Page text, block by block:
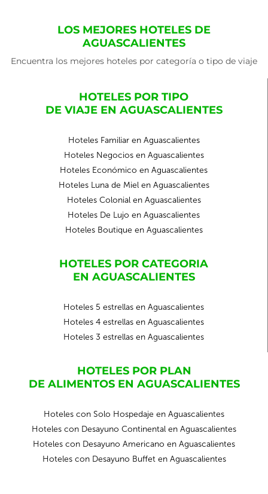
LOS MEJORES HOTELES DE
AGUASCALIENTES
Encuentra los mejores hoteles por categoría o tipo de viaje
HOTELES POR TIPO
DE VIAJE EN AGUASCALIENTES
Hoteles Familiar en Aguascalientes
Hoteles Negocios en Aguascalientes
Hoteles Económico en Aguascalientes
Hoteles Luna de Miel en Aguascalientes
Hoteles Colonial en Aguascalientes
Hoteles De Lujo en Aguascalientes
Hoteles Boutique en Aguascalientes
HOTELES POR CATEGORIA
EN AGUASCALIENTES
Hoteles 5 estrellas en Aguascalientes
Hoteles 4 estrellas en Aguascalientes
Hoteles 3 estrellas en Aguascalientes
HOTELES POR PLAN
DE ALIMENTOS EN AGUASCALIENTES
Hoteles con Solo Hospedaje en Aguascalientes
Hoteles con Desayuno Continental en Aguascalientes
Hoteles con Desayuno Americano en Aguascalientes
Hoteles con Desayuno Buffet en Aguascalientes